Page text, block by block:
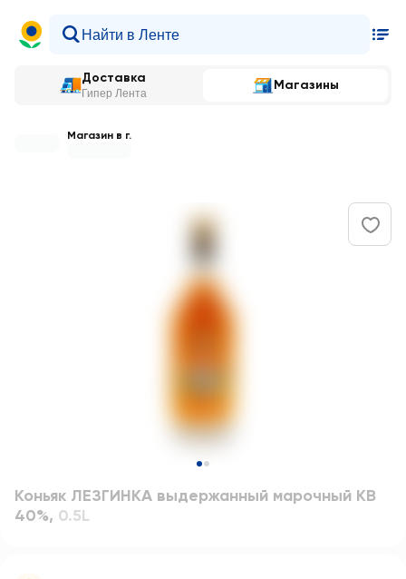
Доставка
Гипер Лента
Магазины
Магазин в г.
Коньяк ЛЕЗГИНКА выдержанный марочный КВ
40%, 0.5L